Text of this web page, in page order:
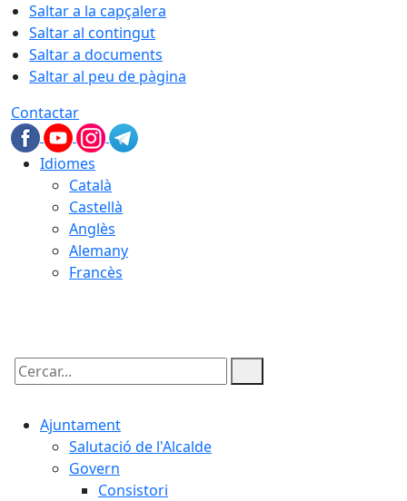
Saltar a la capçalera
Saltar al contingut
Saltar a documents
Saltar al peu de pàgina
Contactar
Idiomes
Català
Castellà
Anglès
Alemany
Francès
Cercar:
Ajuntament
Salutació de l'Alcalde
Govern
Consistori